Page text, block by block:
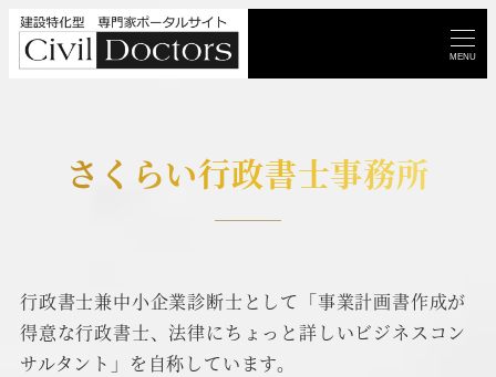
MENU
さくらい行政書士事務所
行政書士兼中小企業診断士として「事業計画書作成が
得意な行政書士、法律にちょっと詳しいビジネスコン
サルタント」を自称しています。